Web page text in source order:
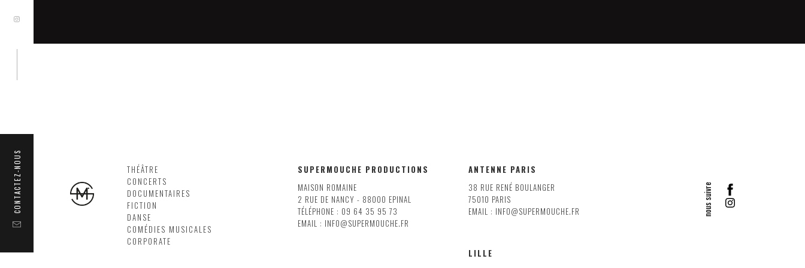
THÉÂTRE
CONCERTS
DOCUMENTAIRES
FICTION
DANSE
COMÉDIES MUSICALES
CORPORATE
SUPERMOUCHE PRODUCTIONS
MAISON ROMAINE
2 RUE DE NANCY - 88000 EPINAL
TÉLÉPHONE : 09 64 35 95 73
EMAIL : INFO@SUPERMOUCHE.FR
ANTENNE PARIS
38 RUE RENÉ BOULANGER
75010 PARIS
EMAIL : INFO@SUPERMOUCHE.FR
LILLE
CONTACTEZ-NOUS